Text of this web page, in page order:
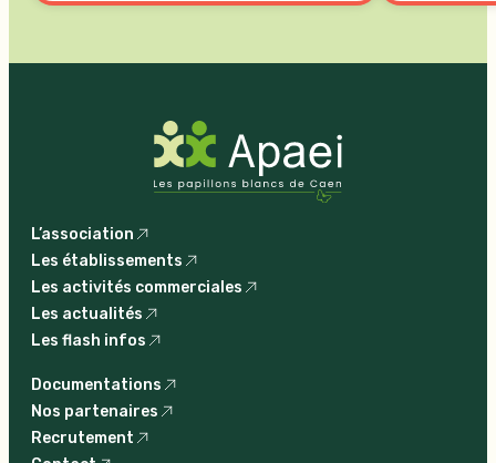
L’association
Les établissements
Les activités commerciales
Les actualités
Les flash infos
Documentations
Nos partenaires
Recrutement